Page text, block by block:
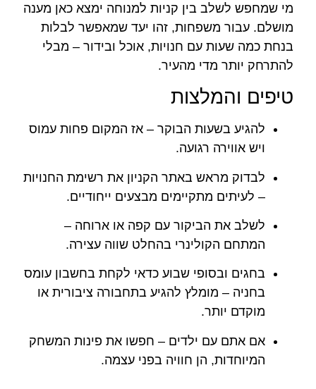
מי שמחפש לשלב בין קניות למנוחה ימצא כאן מענה
מושלם. עבור משפחות, זהו יעד שמאפשר לבלות
בנחת כמה שעות עם חנויות, אוכל ובידור – מבלי
להתרחק יותר מדי מהעיר.
טיפים והמלצות
להגיע בשעות הבוקר – אז המקום פחות עמוס
ויש אווירה רגועה.
לבדוק מראש באתר הקניון את רשימת החנויות
– לעיתים מתקיימים מבצעים ייחודיים.
לשלב את הביקור עם קפה או ארוחה –
המתחם הקולינרי בהחלט שווה עצירה.
בחגים ובסופי שבוע כדאי לקחת בחשבון עומס
בחניה – מומלץ להגיע בתחבורה ציבורית או
מוקדם יותר.
אם אתם עם ילדים – חפשו את פינות המשחק
המיוחדות, הן חוויה בפני עצמה.